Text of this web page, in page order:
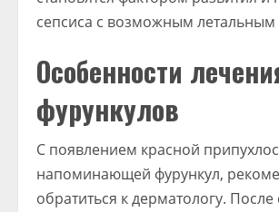
сепсиса с возможным летальным
Особенности
фурункулов
С появлением красной
напоминающей фурункул,
обратиться к дерматологу. После